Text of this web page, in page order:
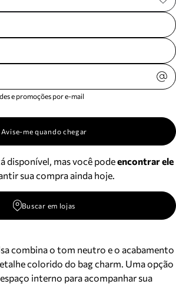
e promoções por e-mail
Avise-me quando chegar
disponível, mas você podeencontrar ele
sua compra ainda hoje.
Buscar em lojas
combina o tom neutro e o acabamento
colorido do bag charm. Uma opção
interno para acompanhar sua